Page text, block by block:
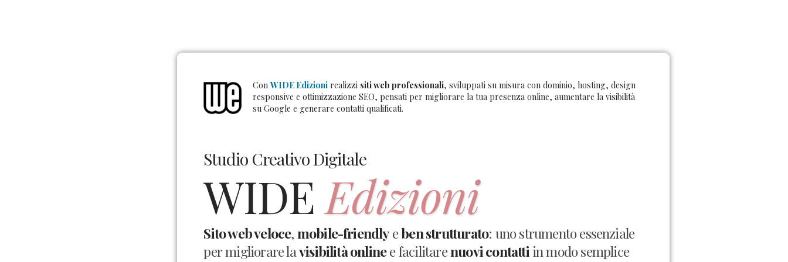
ConWIDE Edizioni realizzi siti web professionali, sviluppati su misura con dominio, hosting, design
responsive e ottimizzazione SEO, pensati per migliorare la tua presenza online, aumentare la visibilità
su Google e generare contatti qualificati.
Studio Creativo Digitale
WIDE Edizioni
Sito web veloce,mobile-friendlyeben strutturato: uno strumento essenziale
per migliorare lavisibilità onlinee facilitarenuovi contatti in modo semplice